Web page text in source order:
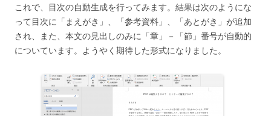
これで、目次の自動生成を行ってみます。結果は次のようにな
って目次に「まえがき」、「参考資料」、「あとがき」が追加
され、また、本文の見出しのみに「章」－「節」番号が自動的
についています。ようやく期待した形式になりました。